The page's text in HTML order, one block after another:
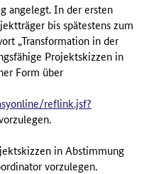
angelegt. In der ersten
bis spätestens zum
„Transformation in der
Projektskizzen in
Form über
reflink.jsf?
in Abstimmung
vorzulegen.